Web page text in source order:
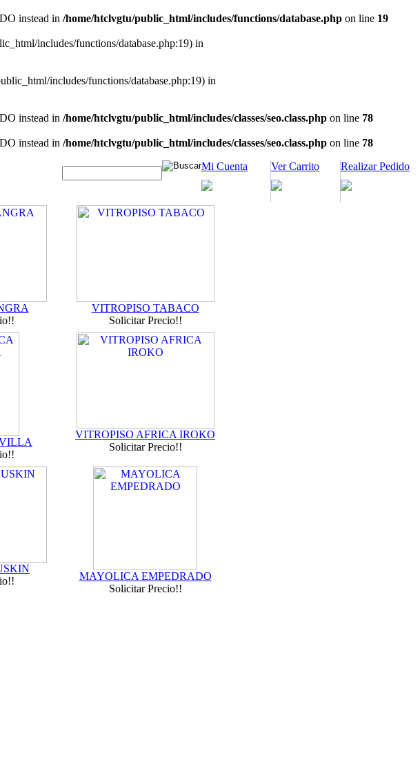
instead in /home/htclvgtu/public_html/includes/functions/database.php on line 19
includes/functions/database.php:19) in
includes/functions/database.php:19) in
instead in /home/htclvgtu/public_html/includes/classes/seo.class.php on line 78
instead in /home/htclvgtu/public_html/includes/classes/seo.class.php on line 78
Realizar Pedido
Ver Carrito
Mi Cuenta
VITROPISO TABACO
Solicitar Precio!!
VITROPISO AFRICA IROKO
Solicitar Precio!!
MAYOLICA EMPEDRADO
Solicitar Precio!!